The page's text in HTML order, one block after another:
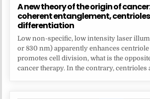
A new theory of the origin of
coherent entanglement,
differentiation
Low non-specific, low intensity laser
or 830 nm) apparently enhances
promotes cell division, what is the
cancer therapy. In the contrary, centrioles